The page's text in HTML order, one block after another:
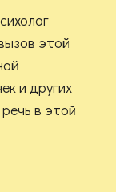
этой
и других
в этой